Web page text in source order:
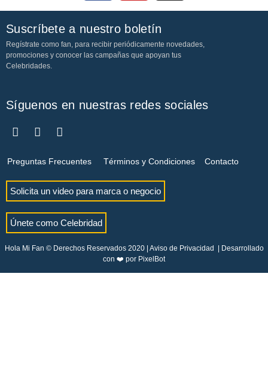
Suscríbete a nuestro boletín
Regístrate como fan, para recibir periódicamente novedades,
promociones y conocer las campañas que apoyan tus
Celebridades.
Síguenos en nuestras redes sociales
Preguntas Frecuentes Términos y Condiciones Contacto
Solicita un video para marca o negocio
Únete como Celebridad
Hola Mi Fan © Derechos Reservados 2020 | Aviso de Privacidad
| Desarrollado
con ❤️ por PixelBot